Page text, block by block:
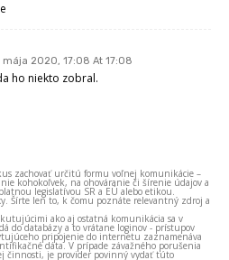
mája 2020, 17:08 At 17:08
ho niekto zobral.
zachovať určitú formu voľnej komunikácie –
kohokoľvek, na ohováranie či šírenie údajov a
legislatívou SR a EÚ alebo etikou.
Šírte len to, k čomu poznáte relevantný zdroj a
ako aj ostatná komunikácia sa v
do databázy a to vrátane loginov - prístupov
pripojenie do internetu zaznamenáva
dáta. V prípade závažného porušenia
činnosti, je provider povinný vydať túto